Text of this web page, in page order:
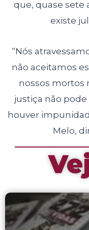
que, quase sete
existe
“Nós
não aceitamos
nossos mortos
justiça não
houver
Melo,